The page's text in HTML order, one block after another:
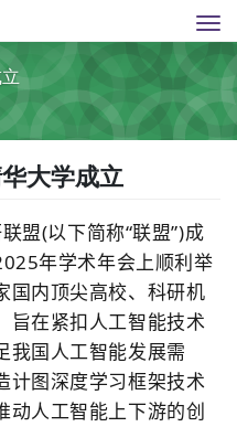
大学成立
盟(以下简称“联盟”)成
年学术年会上顺利举
国内顶尖高校、科研机
旨在紧扣人工智能技术
我国人工智能发展需
计图深度学习框架技术
动人工智能上下游的创